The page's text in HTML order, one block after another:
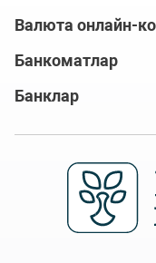
Валюта онлайн-
Банкоматлар
Банклар